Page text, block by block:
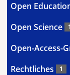
Open
Open Science 1
Open-Access-
Rechtliches 1